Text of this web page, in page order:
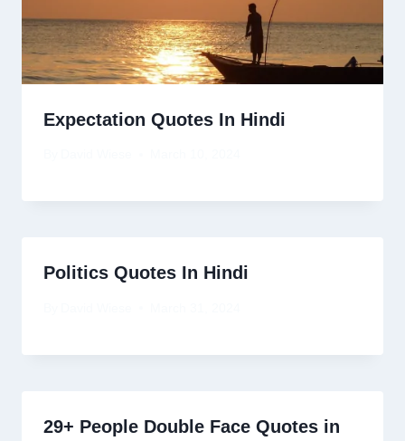
Expectation Quotes In Hindi
Politics Quotes In Hindi
29+ People Double Face Quotes in